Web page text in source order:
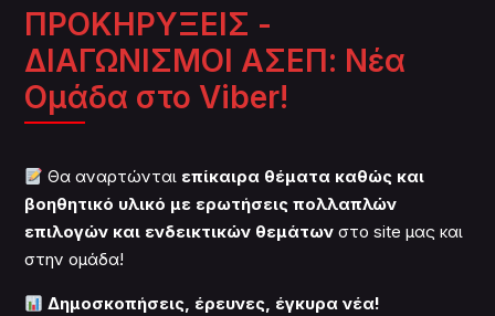
ΠΡΟΚΗΡΥΞΕΙΣ -
ΔΙΑΓΩΝΙΣΜΟΙ ΑΣΕΠ: Νέα
Ομάδα στο Viber!
Θα αναρτώνται επίκαιρα θέματα καθώς και
βοηθητικό υλικό με ερωτήσεις πολλαπλών
επιλογών και ενδεικτικών θεμάτων στο site μας και
στην ομάδα!
Δημοσκοπήσεις, έρευνες, έγκυρα νέα!